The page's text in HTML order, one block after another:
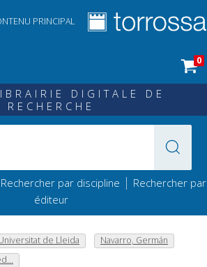
PRINCIPAL
0
DIGITALE DE
RECHERCHE
Rechercher par discipline | Rechercher par
éditeur
de Lleida
Navarro, Germán